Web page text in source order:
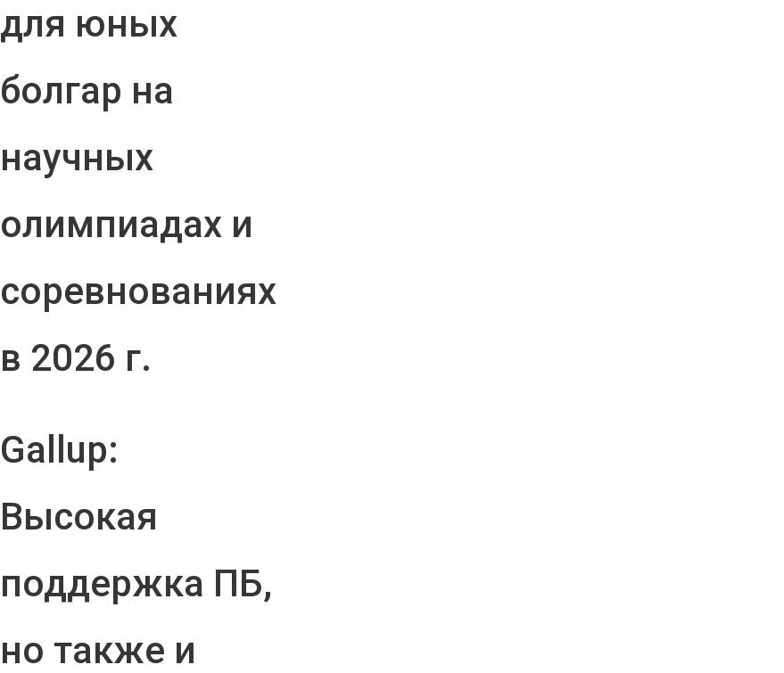
для юных
болгар на
научных
олимпиадах и
соревнованиях
в 2026 г.
Gallup:
Высокая
поддержка ПБ,
но также и